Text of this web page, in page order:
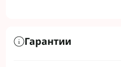
Гарантии